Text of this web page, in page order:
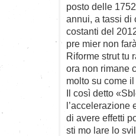
posto delle
annui, a tassi di
costanti del
pre ­mier non
Riforme strut ­tu
ora non rimane
molto su come
Il così detto
l’accelerazione
di avere effetti
sti ­mo ­lare lo